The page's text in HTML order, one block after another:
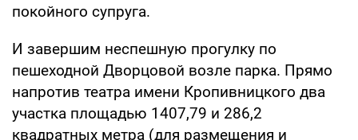
покойного супруга.
И завершим неспешную прогулку по
пешеходной Дворцовой возле парка. Прямо
напротив театра имени Кропивницкого два
участка площадью 1407,79 и 286,2
квадратных метра (для размещения и